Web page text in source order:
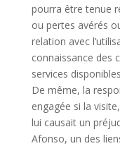
pourra être tenue
ou pertes avérés
relation avec
connaissance des
services
De même, la
engagée si la
lui causait un
Afonso, un des